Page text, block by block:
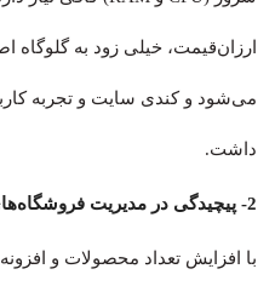
ارزان‌قیمت، خیلی زود به
می‌شود و کندی سایت و تجربه
داشت.
2- پیچیدگی در مدیریت فروشگاه‌های بزرگ:
با افزایش تعداد محصولات و